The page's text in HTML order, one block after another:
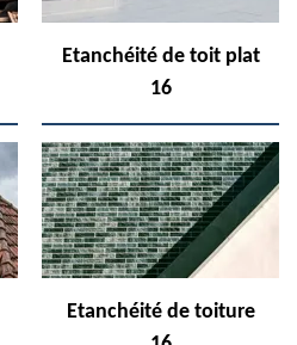
Etanchéité de toit plat
16
Etanchéité de toiture